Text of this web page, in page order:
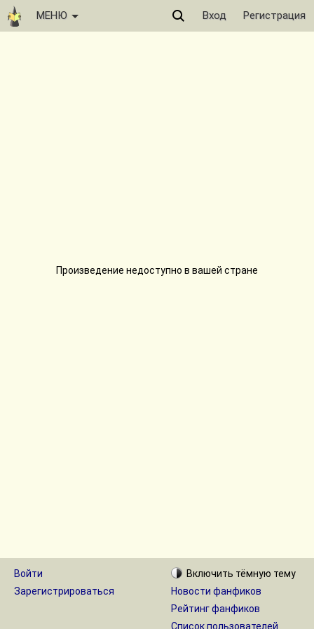
МЕНЮ Вход Регистрация
Произведение недоступно в вашей стране
Войти
Зарегистрироваться
Включить тёмную тему
Новости фанфиков
Рейтинг фанфиков
Список пользователей